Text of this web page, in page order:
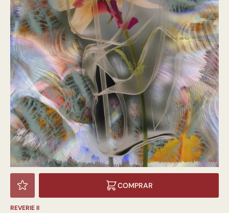
COMPRAR
REVERIE II